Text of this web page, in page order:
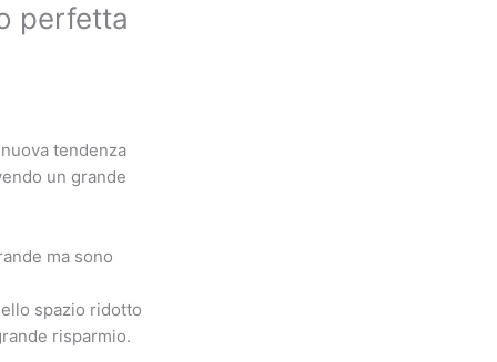
perfetta
tendenza
un grande
ma sono
spazio ridotto
risparmio.